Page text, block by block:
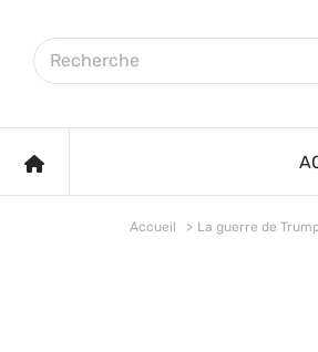
Rechercher sur le site
ACCUEIL
Accueil La guerre de